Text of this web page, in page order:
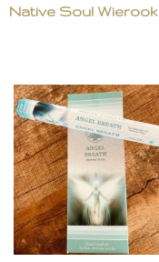
Native Soul Wierook